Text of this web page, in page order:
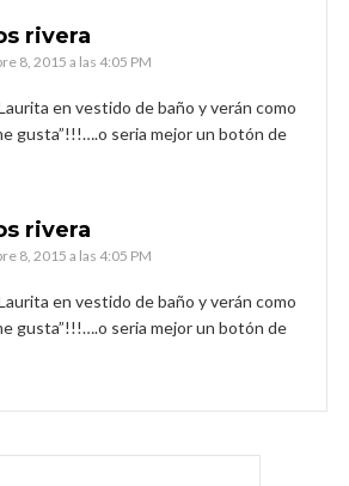
rivera
8, 2015 a las 4:05 PM
en vestido de baño y verán como
gusta”!!!….o seria mejor un botón de
rivera
8, 2015 a las 4:05 PM
en vestido de baño y verán como
gusta”!!!….o seria mejor un botón de